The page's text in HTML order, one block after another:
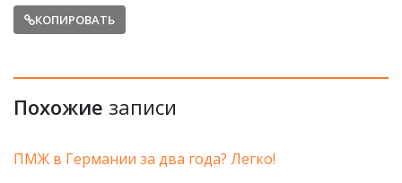
КОПИРОВАТЬ
Похожие записи
ПМЖ в Германии за два года? Легко!